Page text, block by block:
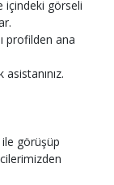
içindeki görseli
profilden ana
görüşüp